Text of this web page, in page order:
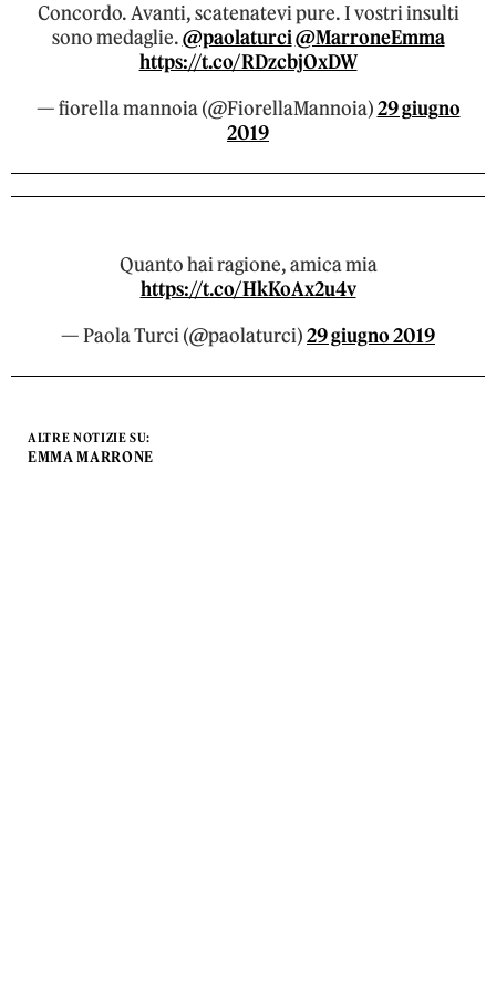
Concordo. Avanti, scatenatevi pure. I vostri insulti
sono medaglie.@paolaturci@MarroneEmma
https://t.co/RDzcbjOxDW
— fiorella mannoia (@FiorellaMannoia)29 giugno
2019
Quanto hai ragione, amica mia
https://t.co/HkKoAx2u4v
— Paola Turci (@paolaturci)29 giugno 2019
ALTRE NOTIZIE SU:
EMMA MARRONE